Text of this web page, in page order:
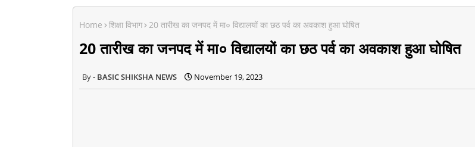
Home शिक्षा विभाग 20 तारीख का जनपद में मा० विद्यालयों का छठ पर्व का अवकाश हुआ घोषित
20 तारीख का जनपद में मा० विद्यालयों का छठ पर्व का अवकाश हुआ घोषित
BASIC SHIKSHA NEWS November 19, 2023